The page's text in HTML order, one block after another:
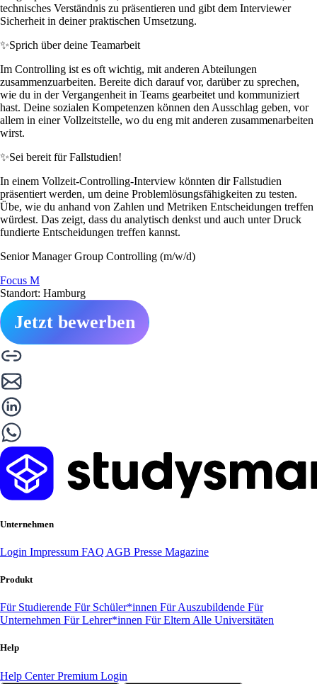
technisches Verständnis zu präsentieren und gibt dem Interviewer
Sicherheit in deiner praktischen Umsetzung.
✨Sprich über deine Teamarbeit
Im Controlling ist es oft wichtig, mit anderen Abteilungen
zusammenzuarbeiten. Bereite dich darauf vor, darüber zu sprechen,
wie du in der Vergangenheit in Teams gearbeitet und kommuniziert
hast. Deine sozialen Kompetenzen können den Ausschlag geben, vor
allem in einer Vollzeitstelle, wo du eng mit anderen zusammenarbeiten
wirst.
✨Sei bereit für Fallstudien!
In einem Vollzeit-Controlling-Interview könnten dir Fallstudien
präsentiert werden, um deine Problemlösungsfähigkeiten zu testen.
Übe, wie du anhand von Zahlen und Metriken Entscheidungen treffen
würdest. Das zeigt, dass du analytisch denkst und auch unter Druck
fundierte Entscheidungen treffen kannst.
Senior Manager Group Controlling (m/w/d)
Focus M
Standort: Hamburg
Jetzt bewerben
Unternehmen
Login Impressum FAQ AGB Presse Magazine
Produkt
Für Studierende Für Schüler*innen Für Auszubildende Für
Unternehmen Für Lehrer*innen Für Eltern Alle Universitäten
Help
Help CenterPremium Login